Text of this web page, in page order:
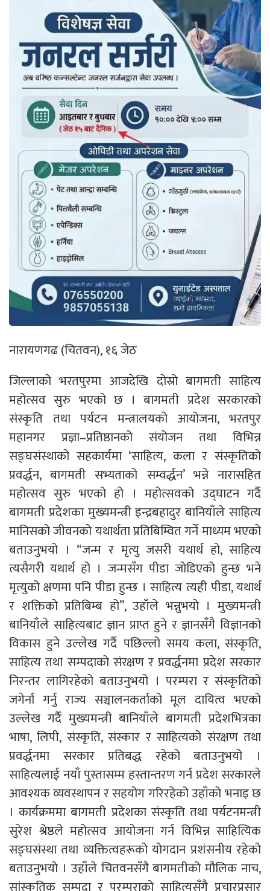
नारायणगढ (चितवन), १६ जेठ
जिल्लाको भरतपुरमा आजदेखि दोस्रो बागमती साहित्य
महोत्सव सुरु भएको छ । बागमती प्रदेश सरकारको
संस्कृति तथा पर्यटन मन्त्रालयको आयोजना, भरतपुर
महानगर प्रज्ञा–प्रतिष्ठानको संयोजन तथा विभिन्न
सङ्घसंस्थाको सहकार्यमा ‘साहित्य, कला र संस्कृतिको
प्रवर्द्धन, बागमती सभ्यताको सम्वर्द्धन’ भन्ने नारासहित
महोत्सव सुरु भएको हो । महोत्सवको उद्घाटन गर्दै
बागमती प्रदेशका मुख्यमन्त्री इन्द्रबहादुर बानियाँले साहित्य
मानिसको जीवनको यथार्थता प्रतिबिम्वित गर्ने माध्यम भएको
बताउनुभयो । “जन्म र मृत्यु जसरी यथार्थ हो, साहित्य
त्यसैगरी यथार्थ हो । जन्मसँग पीडा जोडिएको हुन्छ भने
मृत्युको क्षणमा पनि पीडा हुन्छ । साहित्य त्यही पीडा, यथार्थ
र शक्तिको प्रतिबिम्ब हो”, उहाँले भन्नुभयो । मुख्यमन्त्री
बानियाँले साहित्यबाट ज्ञान प्राप्त हुने र ज्ञानसँगै विज्ञानको
विकास हुने उल्लेख गर्दै पछिल्लो समय कला, संस्कृति,
साहित्य तथा सम्पदाको संरक्षण र प्रवर्द्धनमा प्रदेश सरकार
निरन्तर लागिरहेको बताउनुभयो । परम्परा र संस्कृतिको
जगेर्ना गर्नु राज्य सञ्चालनकर्ताको मूल दायित्व भएको
उल्लेख गर्दै मुख्यमन्त्री बानियाँले बागमती प्रदेशभित्रका
भाषा, लिपी, संस्कृति, संस्कार र साहित्यको संरक्षण तथा
प्रवर्द्धनमा सरकार प्रतिबद्ध रहेको बताउनुभयो ।
साहित्यलाई नयाँ पुस्तासम्म हस्तान्तरण गर्न प्रदेश सरकारले
आवश्यक व्यवस्थापन र सहयोग गरिरहेको उहाँको भनाइ छ
। कार्यक्रममा बागमती प्रदेशका संस्कृति तथा पर्यटनमन्त्री
सुरेश श्रेष्ठले महोत्सव आयोजना गर्न विभिन्न साहित्यिक
सङ्घसंस्था तथा व्यक्तित्वहरूको योगदान प्रशंसनीय रहेको
बताउनुभयो । उहाँले चितवनसँगै बागमतीको मौलिक नाच,